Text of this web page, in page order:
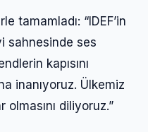
tamamladı: “IDEF’in
sahnesinde ses
kapısını
inanıyoruz. Ülkemiz
olmasını diliyoruz.”